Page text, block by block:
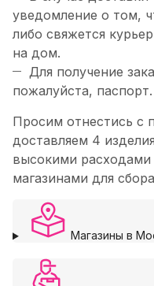
уведомление о том,
либо свяжется
на дом.
Для получение
пожалуйста, паспорт.
Просим отнестись с
доставляем 4
высокими
магазинами для
Магазины в